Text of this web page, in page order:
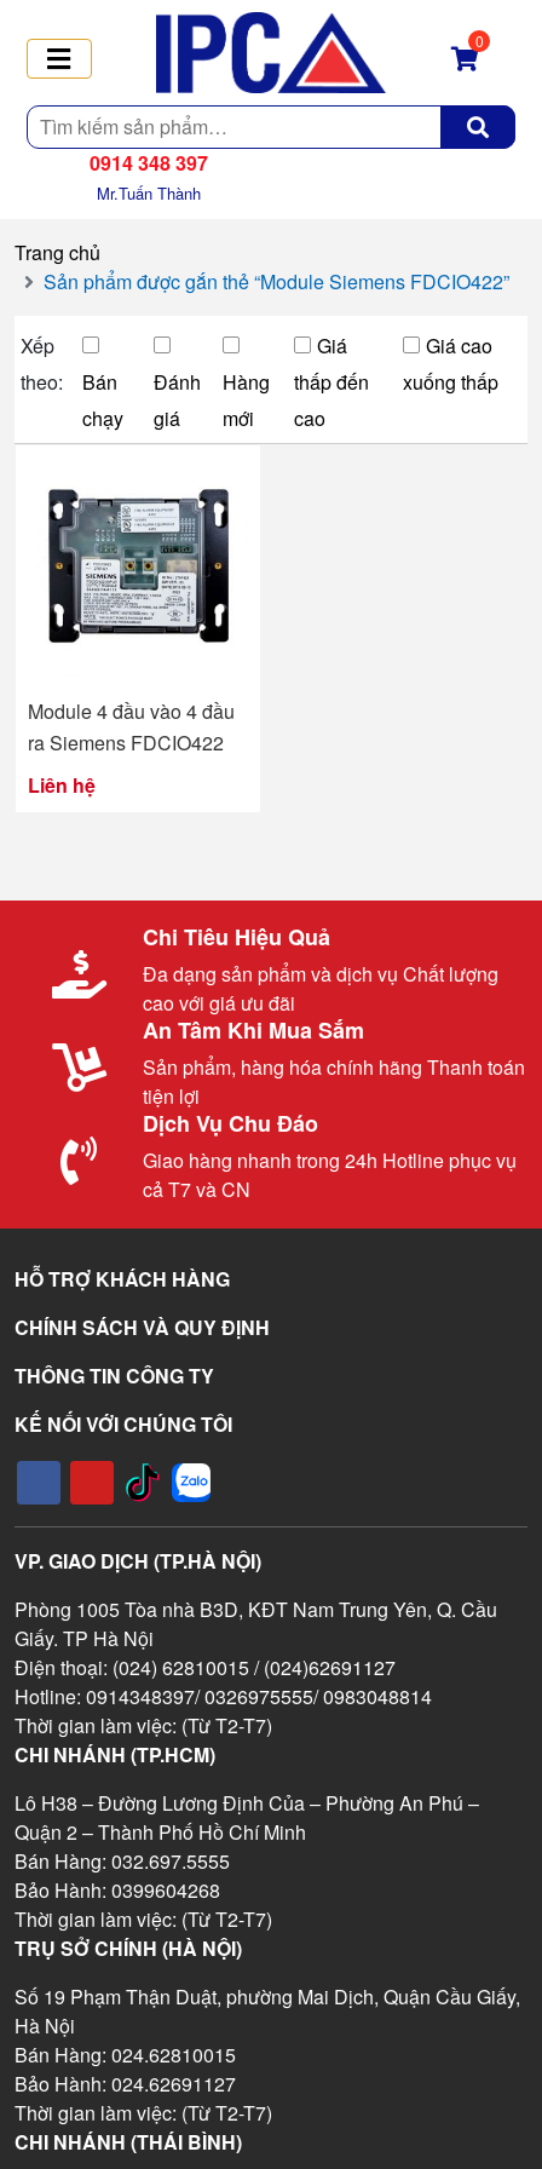
Tìm
kiếm
0
0914 348 397
Mr.Tuấn Thành
Trang chủ
Sản phẩm được gắn thẻ “Module Siemens FDCIO422”
Xếp
theo:
Bán
chạy
Đánh
giá
Hàng
mới
Giá
thấp đến
cao
Giá cao
xuống thấp
Module 4 đầu vào 4 đầu
ra Siemens FDCIO422
Liên hệ
Chi Tiêu Hiệu Quả
Đa dạng sản phẩm và dịch vụ Chất lượng
cao với giá ưu đãi
An Tâm Khi Mua Sắm
Sản phẩm, hàng hóa chính hãng Thanh toán
tiện lợi
Dịch Vụ Chu Đáo
Giao hàng nhanh trong 24h Hotline phục vụ
cả T7 và CN
HỖ TRỢ KHÁCH HÀNG
CHÍNH SÁCH VÀ QUY ĐỊNH
THÔNG TIN CÔNG TY
KẾ NỐI VỚI CHÚNG TÔI
VP. GIAO DỊCH (TP.HÀ NỘI)
Phòng 1005 Tòa nhà B3D, KĐT Nam Trung Yên, Q. Cầu
Giấy. TP Hà Nội
Điện thoại: (024) 62810015 / (024)62691127
Hotline: 0914348397/ 0326975555/ 0983048814
Thời gian làm việc: (Từ T2-T7)
CHI NHÁNH (TP.HCM)
Lô H38 – Đường Lương Định Của – Phường An Phú –
Quận 2 – Thành Phố Hồ Chí Minh
Bán Hàng: 032.697.5555
Bảo Hành: 0399604268
Thời gian làm việc: (Từ T2-T7)
TRỤ SỞ CHÍNH (HÀ NỘI)
Số 19 Phạm Thận Duật, phường Mai Dịch, Quận Cầu Giấy,
Hà Nội
Bán Hàng: 024.62810015
Bảo Hành: 024.62691127
Thời gian làm việc: (Từ T2-T7)
CHI NHÁNH (THÁI BÌNH)